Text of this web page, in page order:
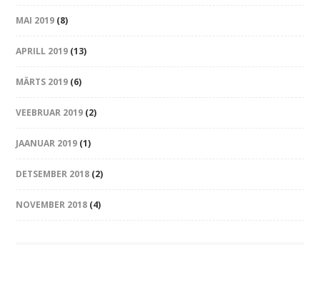
MAI 2019 (8)
APRILL 2019 (13)
MÄRTS 2019 (6)
VEEBRUAR 2019 (2)
JAANUAR 2019 (1)
DETSEMBER 2018 (2)
NOVEMBER 2018 (4)